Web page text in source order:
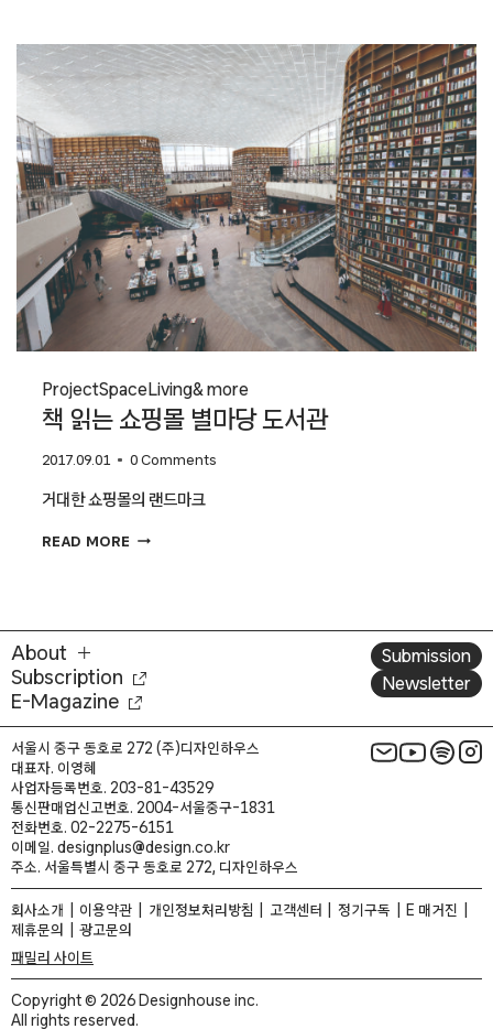
자동차
디자이너
이상엽
ProjectSpaceLiving& more
책 읽는 쇼핑몰 별마당 도서관
2017.09.01 0 Comments
거대한 쇼핑몰의 랜드마크
READ MORE
About
Subscription
E-Magazine
Submission
Newsletter
서울시 중구 동호로 272 (주)디자인하우스
대표자. 이영혜
사업자등록번호. 203-81-43529
통신판매업신고번호. 2004-서울중구-1831
전화번호. 02-2275-6151
이메일. designplus@design.co.kr
주소. 서울특별시 중구 동호로 272, 디자인하우스
회사소개 이용약관 개인정보처리방침 고객센터 정기구독
E 매거진
제휴문의
광고문의
패밀리 사이트
Copyright © 2026 Designhouse inc.
All rights reserved.